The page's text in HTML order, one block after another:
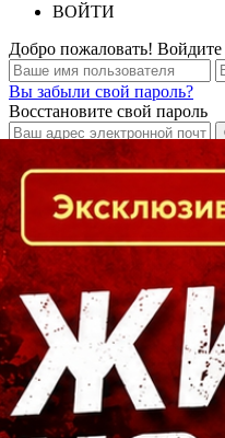
ВОЙТИ
Добро пожаловать!
Вы забыли свой пароль?
Восстановите свой пароль
Кто есть кто в Байкальском